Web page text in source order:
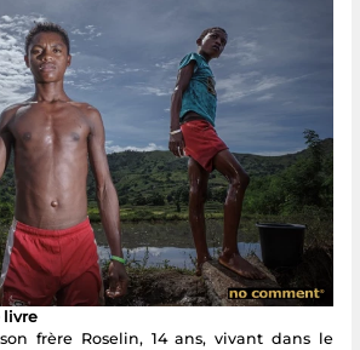
livre
frère Roselin, 14 ans, vivant dans le